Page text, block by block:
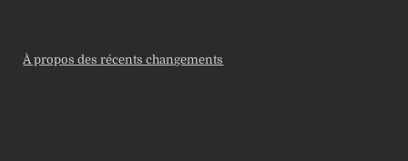
À propos des récents changements